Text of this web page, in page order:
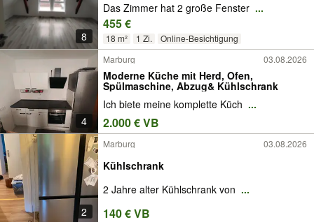
8
Das Zimmer hat 2 große Fenster ...
455 €
18 m² 1 Zi. Online-Besichtigung
4
Marburg 03.08.2026
Moderne Küche mit Herd, Ofen,
Spülmaschine, Abzug& Kühlschrank
Ich biete meine komplette Küch ...
2.000 € VB
2
Marburg 03.08.2026
Kühlschrank
2 Jahre alter Kühlschrank von ...
140 € VB